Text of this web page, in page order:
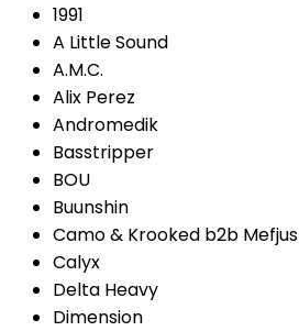
1991
A Little Sound
A.M.C.
Alix Perez
Andromedik
Basstripper
BOU
Buunshin
Camo & Krooked b2b Mefjus
Calyx
Delta Heavy
Dimension